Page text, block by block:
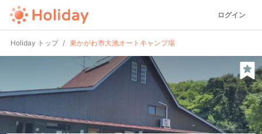
ログイン
Holiday トップ 東かがわ市大池オートキャンプ場